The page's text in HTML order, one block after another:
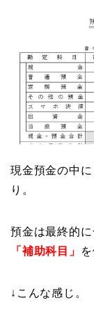
現金預金の中に
り。
預金は最終的
「補助科目」
↓こんな感じ。